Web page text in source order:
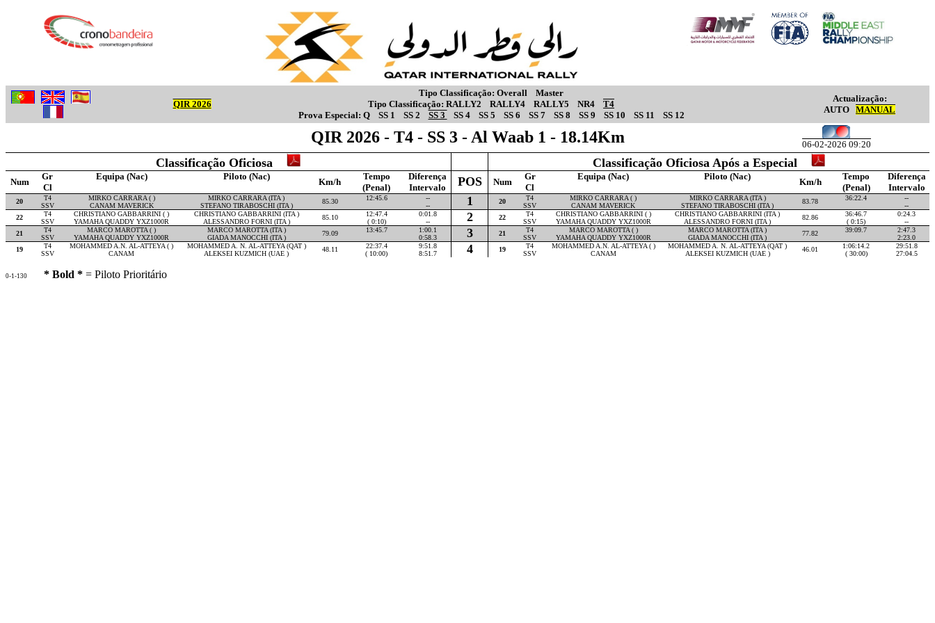
QIR 2026
Tipo Classificação: Overall
Master
Tipo Classificação: RALLY2 RALLY4 RALLY5 NR4
T4
Prova Especial: Q SS 1 SS 2 SS 3 SS 4 SS 5 SS 6 SS 7 SS 8 SS 9 SS 10 SS 11 SS 12
Actualização:
AUTO MANUAL
QIR 2026 - T4 - SS 3 - Al Waab 1 - 18.14Km 06-02-2026 09:20
Classificação Oficiosa Classificação Oficiosa Após a Especial
Num
Gr Equipa (Nac) Piloto (Nac)
Km/h
Tempo Diferença POS Num
Gr Equipa (Nac) Piloto (Nac)
Km/h
Tempo
Diferença
Cl
(Penal) Intervalo Cl (Penal) Intervalo
20 T4 MIRKO CARRARA ( ) MIRKO CARRARA (ITA ) 85.30 12:45.6 -- 1 20 T4 MIRKO CARRARA ( ) MIRKO CARRARA (ITA ) 83.78 36:22.4
--
SSV
CANAM MAVERICK STEFANO TIRABOSCHI (ITA ) -- SSV CANAM MAVERICK STEFANO TIRABOSCHI (ITA )
--
22
T4 CHRISTIANO GABBARRINI ( ) CHRISTIANO GABBARRINI (ITA ) 85.10 12:47.4 0:01.8 2 22 T4 CHRISTIANO GABBARRINI ( ) CHRISTIANO GABBARRINI (ITA ) 82.86 36:46.7
0:24.3
SSV
YAMAHA QUADDY YXZ1000R ALESSANDRO FORNI (ITA ) ( 0:10) -- SSV YAMAHA QUADDY YXZ1000R ALESSANDRO FORNI (ITA ) ( 0:15)
--
21
T4 MARCO MAROTTA ( ) MARCO MAROTTA (ITA ) 79.09 13:45.7 1:00.1 3 21 T4 MARCO MAROTTA ( ) MARCO MAROTTA (ITA ) 77.82 39:09.7
2:47.3
SSV
YAMAHA QUADDY YXZ1000R GIADA MANOCCHI (ITA ) 0:58.3 SSV YAMAHA QUADDY YXZ1000R GIADA MANOCCHI (ITA )
2:23.0
19
T4 MOHAMMED A.N. AL-ATTEYA ( ) MOHAMMED A. N. AL-ATTEYA (QAT ) 48.11 22:37.4 9:51.8 4 19 T4 MOHAMMED A.N. AL-ATTEYA ( ) MOHAMMED A. N. AL-ATTEYA (QAT ) 46.01 1:06:14.2
29:51.8
SSV
CANAM ALEKSEI KUZMICH (UAE ) ( 10:00) 8:51.7 SSV CANAM ALEKSEI KUZMICH (UAE ) ( 30:00) 27:04.5
0-1-130 * Bold * = Piloto Prioritário